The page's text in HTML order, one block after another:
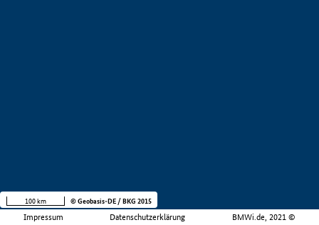
Impressum Datenschutzerklärung BMWi.de, 2021 ©
100 km © Geobasis-DE / BKG 2015